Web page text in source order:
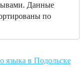
Данные
по
языка в Подольске